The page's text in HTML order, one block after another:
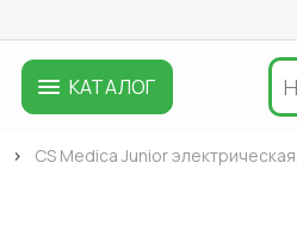
КАТАЛОГ
CS Medica Junior